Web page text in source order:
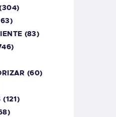
(83)
(60)
(121)